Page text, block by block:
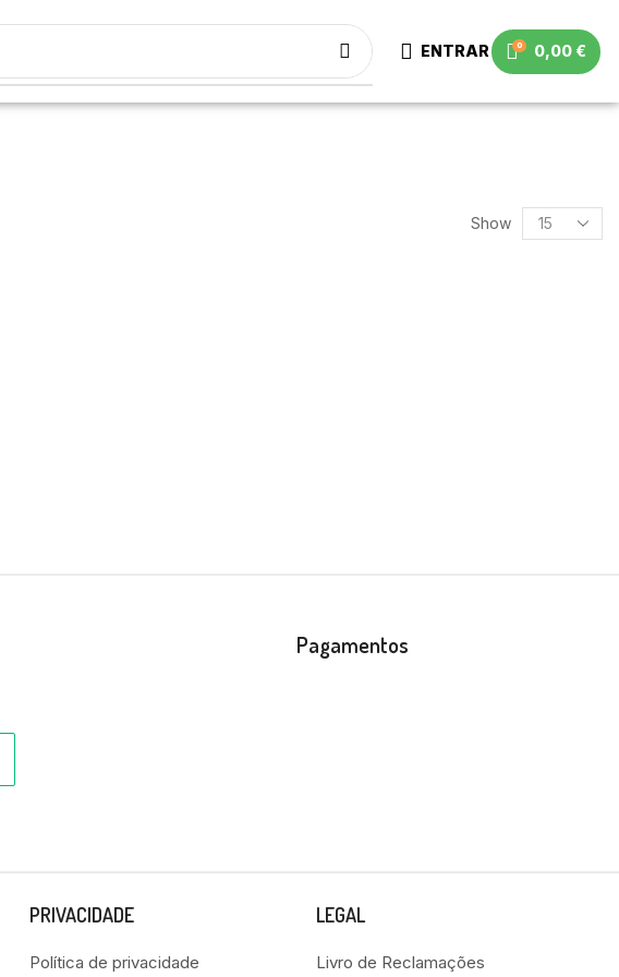
ENTRAR 0 0,00 €
Show
Pagamentos
PRIVACIDADE
Política de privacidade
LEGAL
Livro de Reclamações